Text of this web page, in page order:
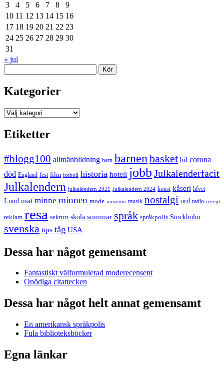
3
4 5 6 7 8
9
10 11 12 13 14 15 16
17 18 19 20 21 22 23
24 25 26 27 28 29 30
31
« jul
Kategorier
Kategorier
Etiketter
#blogg100 allmänbildning barn barnen basket bil corona
död England fest film fotboll historia hotell jobb Julkalenderfacit
Julkalendern julkalendern 2021 Julkalendern 2024 konst kåseri lifvet
Lund mat minne minnen mode museum musik nostalgi ord radio recept
reklam resa sekrutt skola sommar språk språkpolis Stockholm
svenska tips tåg USA
Dessa har något gemensamt
Fantastiskt välformulerad moderecensent
Onödiga citattecken
Dessa har något helt annat gemensamt
En amerikansk språkpolis
Fula biblioteksböcker
Egna länkar